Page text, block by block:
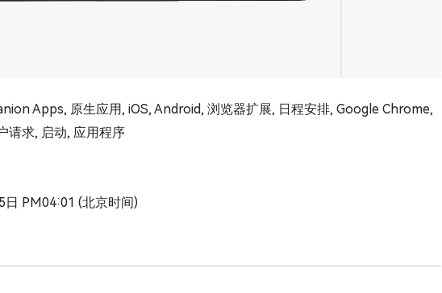
Apps, 原生应用, iOS, Android, 浏览器扩展, 日程安排, Google Chrome,
请求, 启动, 应用程序
日 PM04:01 (北京时间)